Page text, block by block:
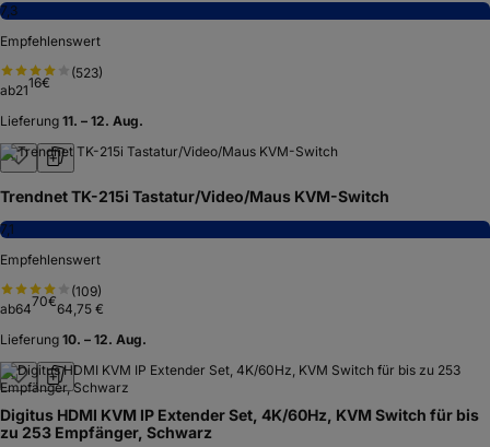
7,3
Empfehlenswert
(523)
ab2116€
Lieferung 11. – 12. Aug.
Trendnet TK-215i Tastatur/Video/Maus KVM-Switch
7,1
Empfehlenswert
(109)
ab6470€64,75 €
Lieferung 10. – 12. Aug.
Digitus HDMI KVM IP Extender Set, 4K/60Hz, KVM Switch für bis
zu 253 Empfänger, Schwarz